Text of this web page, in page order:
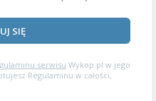
SIĘ
serwisu Wykop.pl w jego
Regulaminu w całości,